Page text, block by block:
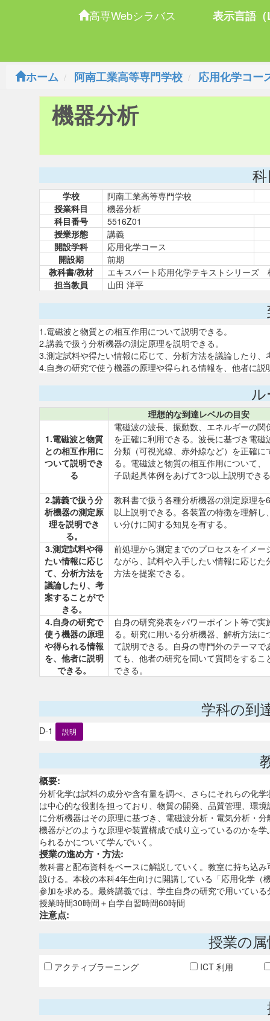
高専Webシラバス 表示言語
ホーム 阿南工業高等専門学校 応用化学コー
機器分析
学校
阿南工業高等専門学校
授業科目
機器分析
科目番号
5516Z01
授業形態
講義
開設学科
応用化学コース
開設期
前期
教科書/教材
エキスパート応用化学テキストシリー
担当教員
山田 洋平
1.電磁波と物質との相互作用について説明できる。
2.講義で扱う分析機器の測定原理を説明できる。
3.測定試料や得たい情報に応じて、分析方法を議論したり、
4.自身の研究で使う機器の原理や得られる情報を、他者に説
理想的な到達レベルの目安
1.電磁波と物質
との相互作用に
ついて説明でき
る
電磁波の波長、振動数、エネルギーの関
を正確に利用できる。波長に基づき電磁
分類（可視光線、赤外線など）を正確に
る。電磁波と物質の相互作用について、
子励起具体例をあげて3つ以上説明でき
2.講義で扱う分
析機器の測定原
理を説明でき
る。
教科書で扱う各種分析機器の測定原理を
以上説明できる。各装置の特徴を理解し
い分けに関する知見を有する。
3.測定試料や得
たい情報に応じ
て、分析方法を
議論したり、考
案することがで
きる。
前処理から測定までのプロセスをイメー
ながら、試料や入手したい情報に応じた
方法を提案できる。
4.自身の研究で
使う機器の原理
や得られる情報
を、他者に説明
できる。
自身の研究発表をパワーポイント等で実
る。研究に用いる分析機器、解析方法に
て説明できる。自身の専門外のテーマで
ても、他者の研究を聞いて質問をするこ
できる。
学科の到
D-1 説明
概要:
分析化学は試料の成分や含有量を調べ、さらにそれらの化
は中心的な役割を担っており、物質の開発、品質管理、環
に分析機器はその原理に基づき、電磁波分析・電気分析・
機器がどのような原理や装置構成で成り立っているのかを
られるかについて学んでいく。
授業の進め方・方法:
教科書と配布資料をベースに解説していく。教室に持ち込
設ける。本校の本科4年生向けに開講している「応用化学
参加を求める。最終講義では、学生自身の研究で用いてい
授業時間30時間＋自学自習時間60時間
注意点:
授業の
アクティブラーニング ICT 利用